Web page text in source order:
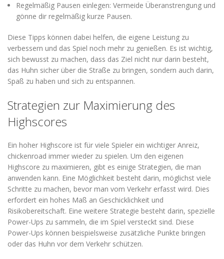
Regelmäßig Pausen einlegen: Vermeide Überanstrengung und
gönne dir regelmäßig kurze Pausen.
Diese Tipps können dabei helfen, die eigene Leistung zu
verbessern und das Spiel noch mehr zu genießen. Es ist wichtig,
sich bewusst zu machen, dass das Ziel nicht nur darin besteht,
das Huhn sicher über die Straße zu bringen, sondern auch darin,
Spaß zu haben und sich zu entspannen.
Strategien zur Maximierung des
Highscores
Ein hoher Highscore ist für viele Spieler ein wichtiger Anreiz,
chickenroad immer wieder zu spielen. Um den eigenen
Highscore zu maximieren, gibt es einige Strategien, die man
anwenden kann. Eine Möglichkeit besteht darin, möglichst viele
Schritte zu machen, bevor man vom Verkehr erfasst wird. Dies
erfordert ein hohes Maß an Geschicklichkeit und
Risikobereitschaft. Eine weitere Strategie besteht darin, spezielle
Power-Ups zu sammeln, die im Spiel versteckt sind. Diese
Power-Ups können beispielsweise zusätzliche Punkte bringen
oder das Huhn vor dem Verkehr schützen.